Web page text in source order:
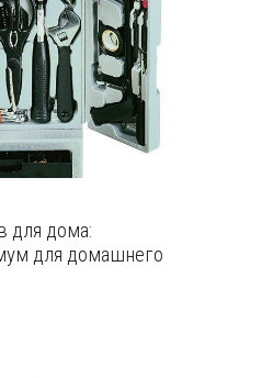
для дома:
для домашнего